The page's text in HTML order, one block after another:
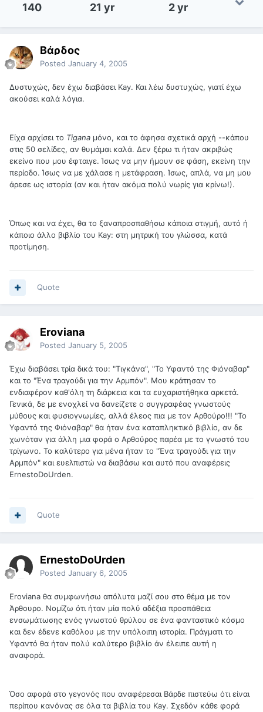
140 21 yr 2 yr
Βάρδος
Posted January 4, 2005
Δυστυχώς, δεν έχω διαβάσει Kay. Και λέω δυστυχώς, γιατί έχω
ακούσει καλά λόγια.
Είχα αρχίσει το Tigana μόνο, και το άφησα σχετικά αρχή --κάπου
στις 50 σελίδες, αν θυμάμαι καλά. Δεν ξέρω τι ήταν ακριβώς
εκείνο που μου έφταιγε. Ίσως να μην ήμουν σε φάση, εκείνη την
περίοδο. Ίσως να με χάλασε η μετάφραση. Ίσως, απλά, να μη μου
άρεσε ως ιστορία (αν και ήταν ακόμα πολύ νωρίς για κρίνω!).
Όπως και να έχει, θα το ξαναπροσπαθήσω κάποια στιγμή, αυτό ή
κάποιο άλλο βιβλίο του Kay: στη μητρική του γλώσσα, κατά
προτίμηση.
Quote
Eroviana
Posted January 5, 2005
Έχω διαβάσει τρία δικά του: "Τιγκάνα", "Το Υφαντό της Φιόναβαρ"
και το "Ένα τραγούδι για την Αρμπόν". Μου κράτησαν το
ενδιαφέρον καθ'όλη τη διάρκεια και τα ευχαριστήθηκα αρκετά.
Γενικά, δε με ενοχλεί να δανείζετε ο συγγραφέας γνωστούς
μύθους και φυσιογνωμίες, αλλά έλεος πια με τον Αρθούρο!!! "Το
Υφαντό της Φιόναβαρ" θα ήταν ένα καταπληκτικό βιβλίο, αν δε
χωνόταν για άλλη μια φορά ο Αρθούρος παρέα με το γνωστό του
τρίγωνο. Το καλύτερο για μένα ήταν το "Ένα τραγούδι για την
Αρμπόν" και ευελπιστώ να διαβάσω και αυτό που αναφέρεις
ErnestoDoUrden.
Quote
ErnestoDoUrden
Posted January 6, 2005
Eroviana θα συμφωνήσω απόλυτα μαζί σου στο θέμα με τον
Άρθουρο. Νομίζω ότι ήταν μία πολύ αδέξια προσπάθεια
ενσωμάτωσης ενός γνωστού θρύλου σε ένα φανταστικό κόσμο
και δεν έδενε καθόλου με την υπόλοιπη ιστορία. Πράγματι το
Υφαντό θα ήταν πολύ καλύτερο βιβλίο άν έλειπε αυτή η
αναφορά.
Όσο αφορά στο γεγονός που αναφέρεσαι Βάρδε πιστεύω ότι είναι
περίπου κανόνας σε όλα τα βιβλία του Kay. Σχεδόν κάθε φορά